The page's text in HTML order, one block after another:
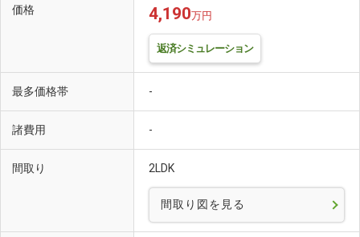
価格 4,190万円
返済シミュレーション
最多価格帯 -
諸費用 -
間取り 2LDK
間取り図を見る